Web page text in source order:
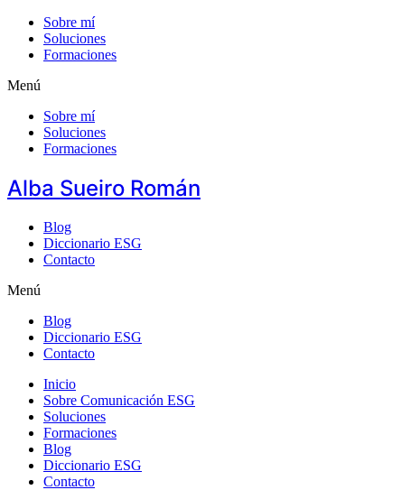
Sobre mí
Soluciones
Formaciones
Menú
Sobre mí
Soluciones
Formaciones
Alba Sueiro Román
Blog
Diccionario ESG
Contacto
Menú
Blog
Diccionario ESG
Contacto
Inicio
Sobre Comunicación ESG
Soluciones
Formaciones
Blog
Diccionario ESG
Contacto